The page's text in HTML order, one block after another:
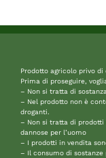
Prodotto agricolo privo
Prima di proseguire,
– Non si tratta di
– Nel prodotto non è
droganti.
– Non si tratta di
dannose per l’uomo
– I prodotti in vendita
– Il consumo di